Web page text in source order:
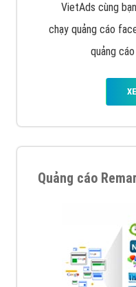
VietAds cùng
chạy quảng cáo
quảng
Quảng cáo